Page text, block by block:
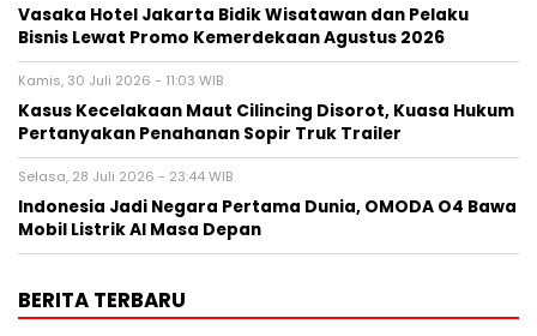
Vasaka Hotel Jakarta Bidik Wisatawan dan Pelaku
Bisnis Lewat Promo Kemerdekaan Agustus 2026
Kamis, 30 Juli 2026 - 11:03 WIB
Kasus Kecelakaan Maut Cilincing Disorot, Kuasa Hukum
Pertanyakan Penahanan Sopir Truk Trailer
Selasa, 28 Juli 2026 - 23:44 WIB
Indonesia Jadi Negara Pertama Dunia, OMODA O4 Bawa
Mobil Listrik AI Masa Depan
BERITA TERBARU